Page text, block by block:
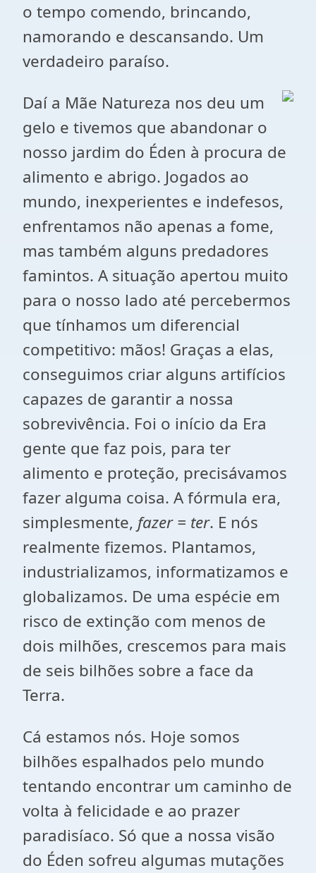
o tempo comendo, brincando,
namorando e descansando. Um
verdadeiro paraíso.
Daí a Mãe Natureza nos deu um
gelo e tivemos que abandonar o
nosso jardim do Éden à procura de
alimento e abrigo. Jogados ao
mundo, inexperientes e indefesos,
enfrentamos não apenas a fome,
mas também alguns predadores
famintos. A situação apertou muito
para o nosso lado até percebermos
que tínhamos um diferencial
competitivo: mãos! Graças a elas,
conseguimos criar alguns artifícios
capazes de garantir a nossa
sobrevivência. Foi o início da Era
gente que faz pois, para ter
alimento e proteção, precisávamos
fazer alguma coisa. A fórmula era,
simplesmente, fazer = ter. E nós
realmente fizemos. Plantamos,
industrializamos, informatizamos e
globalizamos. De uma espécie em
risco de extinção com menos de
dois milhões, crescemos para mais
de seis bilhões sobre a face da
Terra.
Cá estamos nós. Hoje somos
bilhões espalhados pelo mundo
tentando encontrar um caminho de
volta à felicidade e ao prazer
paradisíaco. Só que a nossa visão
do Éden sofreu algumas mutações